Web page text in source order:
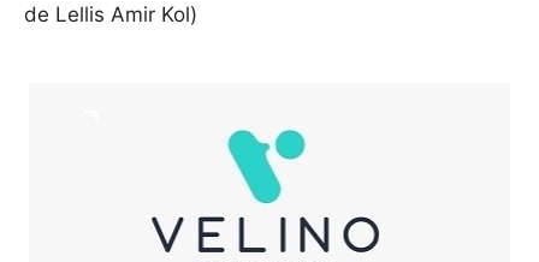
de Lellis Amir Kol)